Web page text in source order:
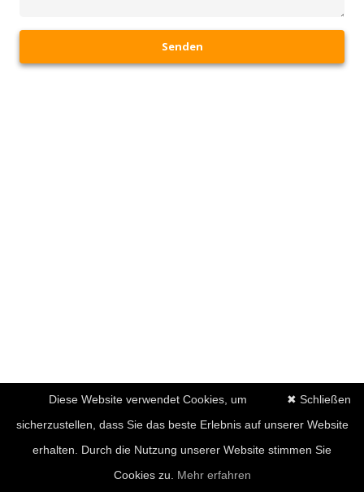
Senden
✖ Schließen
Diese Website verwendet Cookies, um
sicherzustellen, dass Sie das beste Erlebnis auf unserer Website
erhalten. Durch die Nutzung unserer Website stimmen Sie
Cookies zu. Mehr erfahren